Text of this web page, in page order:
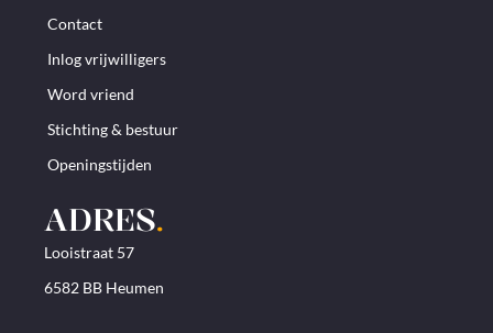
Contact
Inlog vrijwilligers
Word vriend
Stichting & bestuur
Openingstijden
ADRES.
Looistraat 57
6582 BB Heumen